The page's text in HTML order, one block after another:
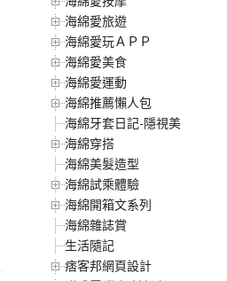
海綿愛旅遊
海綿愛玩ＡＰＰ
海綿愛美食
海綿愛運動
海綿推薦懶人包
海綿牙套日記-隱視美
海綿穿搭
海綿美髮造型
海綿試乘體驗
海綿開箱文系列
海綿雜誌賞
生活隨記
痞客邦網頁設計